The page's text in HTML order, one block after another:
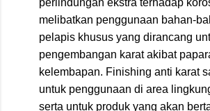
perlindungan ekstra terhadap
melibatkan penggunaan bahan-
pelapis khusus yang dirancang
pengembangan karat akibat
kelembapan. Finishing anti karat
untuk penggunaan di area
serta untuk produk yang akan